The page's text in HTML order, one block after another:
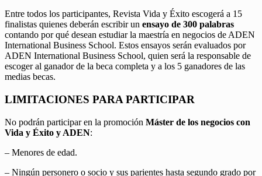
Entre todos los participantes, Revista Vida y Éxito escogerá a 15
finalistas quienes deberán escribir un ensayo de 300 palabras
contando por qué desean estudiar la maestría en negocios de ADEN
International Business School. Estos ensayos serán evaluados por
ADEN International Business School, quien será la responsable de
escoger al ganador de la beca completa y a los 5 ganadores de las
medias becas.
LIMITACIONES PARA PARTICIPAR
No podrán participar en la promoción Máster de los negocios con
Vida y Éxito y ADEN:
– Menores de edad.
– Ningún personero o socio y sus parientes hasta segundo grado por